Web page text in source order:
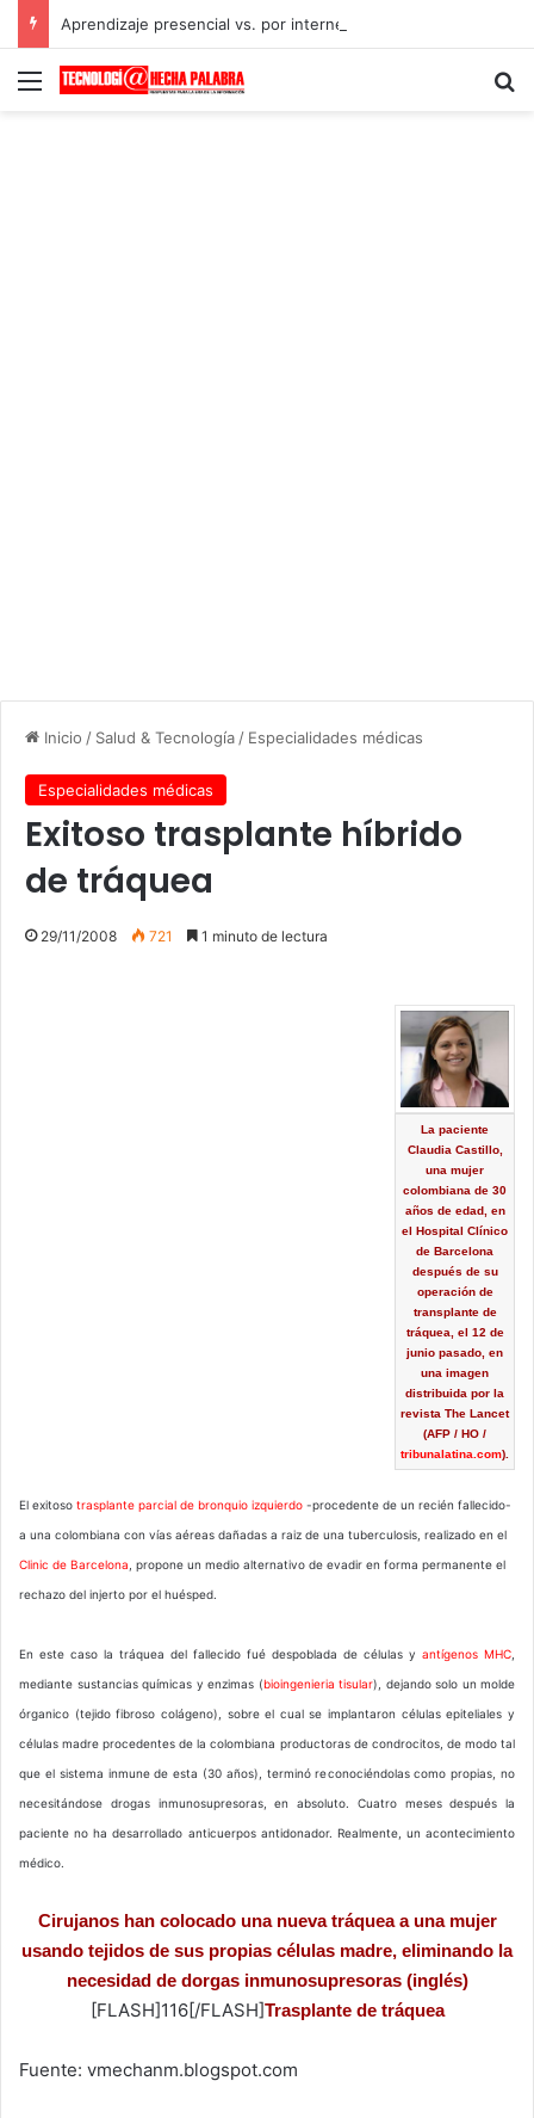
Aprendizaje presencial vs. por internet
Menú
Inicio / Salud & Tecnología / Especialidades médicas
Especialidades médicas
Exitoso trasplante híbrido
de tráquea
29/11/2008 721 1 minuto de lectura
La paciente
Claudia Castillo,
una mujer
colombiana de 30
años de edad, en
el Hospital Clínico
de Barcelona
después de su
operación de
transplante de
tráquea, el 12 de
junio pasado, en
una imagen
distribuida por la
revista The Lancet
(AFP / HO /
tribunalatina.com).
El exitoso trasplante parcial de bronquio izquierdo -procedente de un recién fallecido-
a una colombiana con vías aéreas dañadas a raiz de una tuberculosis, realizado en el
Clinic de Barcelona , propone un medio alternativo de evadir en forma permanente el
rechazo del injerto por el huésped.
En este caso la tráquea del fallecido fué despoblada de células y antígenos MHC
mediante sustancias químicas y enzimas (bioingenieria tisular), dejando solo un molde
órganico (tejido fibroso colágeno), sobre el cual se implantaron células epiteliales y
células madre procedentes de la colombiana productoras de condrocitos, de modo tal
que el sistema inmune de esta (30 años), terminó reconociéndolas como propias, no
necesitándose drogas inmunosupresoras, en absoluto. Cuatro meses después la
paciente no ha desarrollado anticuerpos antidonador. Realmente, un acontecimiento
médico.
Cirujanos han colocado una nueva tráquea a una mujer
usando tejidos de sus propias células madre, eliminando la
necesidad de dorgas inmunosupresoras (inglés)
[FLASH]116[/FLASH]Trasplante de tráquea
Fuente: vmechanm.blogspot.com